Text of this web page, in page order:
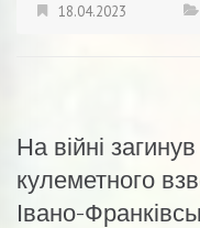
18.04.2023
На війні
кулеметного
Івано-